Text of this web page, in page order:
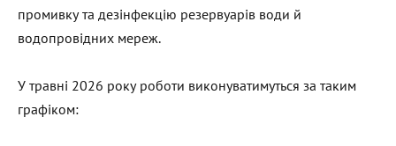
промивку та дезінфекцію резервуарів води й
водопровідних мереж.
У травні 2026 року роботи виконуватимуться за таким
графіком: